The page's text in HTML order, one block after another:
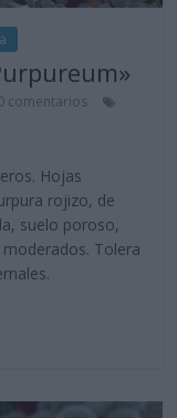
comentarios
Hojas
rojizo, de
suelo poroso,
Tolera